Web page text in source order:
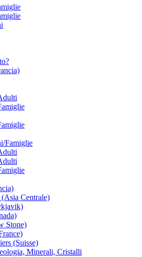
Famiglie
Centrale)
Stone)
(Suisse)
Minerali, Cristalli